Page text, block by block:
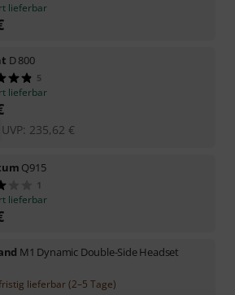
lieferbar
D 800
5
lieferbar
UVP: 235,62 €
Q915
1
lieferbar
M1 Dynamic Double-Side Headset
lieferbar (2–5 Tage)